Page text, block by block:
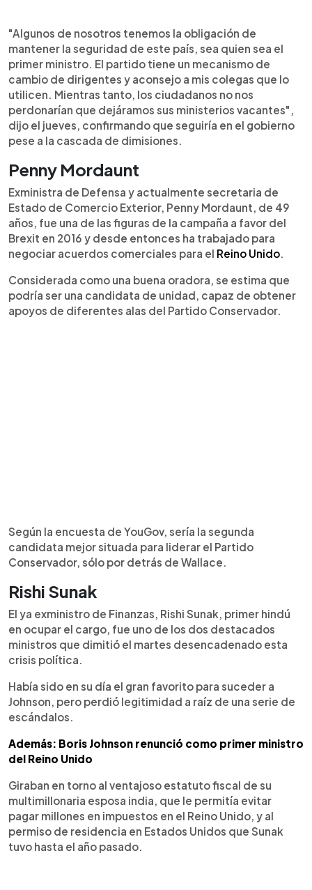
"Algunos de nosotros tenemos la obligación de
mantener la seguridad de este país, sea quien sea el
primer ministro. El partido tiene un mecanismo de
cambio de dirigentes y aconsejo a mis colegas que lo
utilicen. Mientras tanto, los ciudadanos no nos
perdonarían que dejáramos sus ministerios vacantes",
dijo el jueves, confirmando que seguiría en el gobierno
pese a la cascada de dimisiones.
Penny Mordaunt
Exministra de Defensa y actualmente secretaria de
Estado de Comercio Exterior, Penny Mordaunt, de 49
años, fue una de las figuras de la campaña a favor del
Brexit en 2016 y desde entonces ha trabajado para
negociar acuerdos comerciales para el Reino Unido.
Considerada como una buena oradora, se estima que
podría ser una candidata de unidad, capaz de obtener
apoyos de diferentes alas del Partido Conservador.
Según la encuesta de YouGov, sería la segunda
candidata mejor situada para liderar el Partido
Conservador, sólo por detrás de Wallace.
Rishi Sunak
El ya exministro de Finanzas, Rishi Sunak, primer hindú
en ocupar el cargo, fue uno de los dos destacados
ministros que dimitió el martes desencadenado esta
crisis política.
Había sido en su día el gran favorito para suceder a
Johnson, pero perdió legitimidad a raíz de una serie de
escándalos.
Además: Boris Johnson renunció como primer ministro
del Reino Unido
Giraban en torno al ventajoso estatuto fiscal de su
multimillonaria esposa india, que le permitía evitar
pagar millones en impuestos en el Reino Unido, y al
permiso de residencia en Estados Unidos que Sunak
tuvo hasta el año pasado.